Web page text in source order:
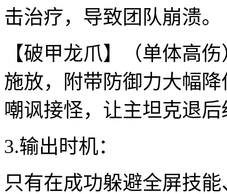
击治疗，导致团队崩溃。
【破甲龙爪】（单体高
施放，附带防御力大幅
嘲讽接怪，让主坦克退
3.输出时机：
只有在成功躲避全屏技